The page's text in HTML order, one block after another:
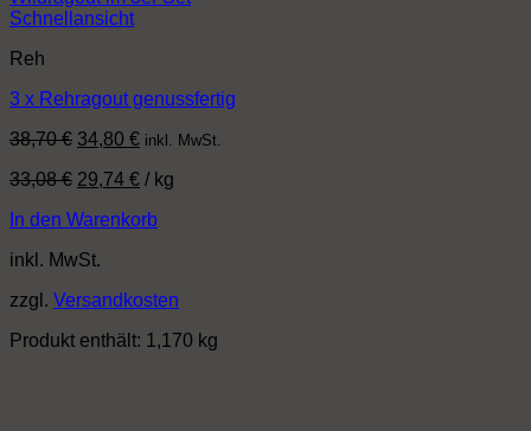
Schnellansicht
Reh
3 x Rehragout genussfertig
38,70€ Ursprünglicher
war:
34,80 €Aktueller
ist:
inkl. MwSt.
33,08€ 29,74 € / kg
In den Warenkorb
inkl. MwSt.
zzgl. Versandkosten
Produkt enthält: 1,170 kg